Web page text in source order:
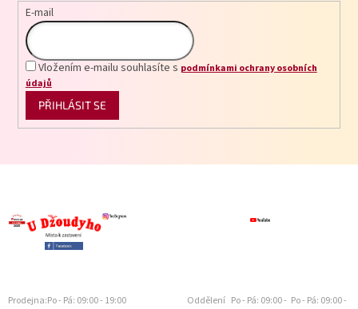
E-mail
Vložením e-mailu souhlasíte s podmínkami ochrany osobních
údajů
PŘIHLÁSIT SE
Prodejna:Po - Pá: 09:00 - 19:00
Oddělení Po - Pá: 09:00 - Po - Pá: 09:00 -